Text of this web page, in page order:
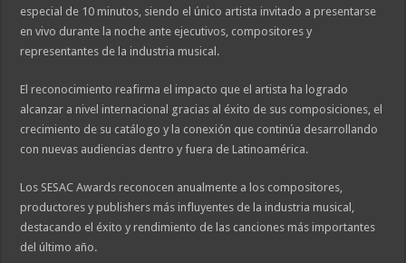
especial de 10 minutos, siendo el único artista invitado a presentarse
en vivo durante la noche ante ejecutivos, compositores y
representantes de la industria musical.
El reconocimiento reafirma el impacto que el artista ha logrado
alcanzar a nivel internacional gracias al éxito de sus composiciones, el
crecimiento de su catálogo y la conexión que continúa desarrollando
con nuevas audiencias dentro y fuera de Latinoamérica.
Los SESAC Awards reconocen anualmente a los compositores,
productores y publishers más influyentes de la industria musical,
destacando el éxito y rendimiento de las canciones más importantes
del último año.